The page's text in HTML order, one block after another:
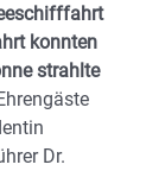
konnten
strahlte
Dr.